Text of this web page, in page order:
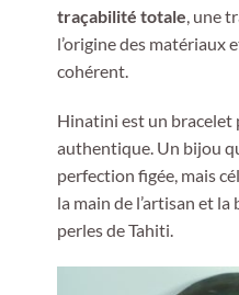
traçabilité totale , une
l’origine des
cohérent.
Hinatini est un bracelet
authentique. Un bijou
perfection figée, mais
la main de l’artisan et
perles de Tahiti.